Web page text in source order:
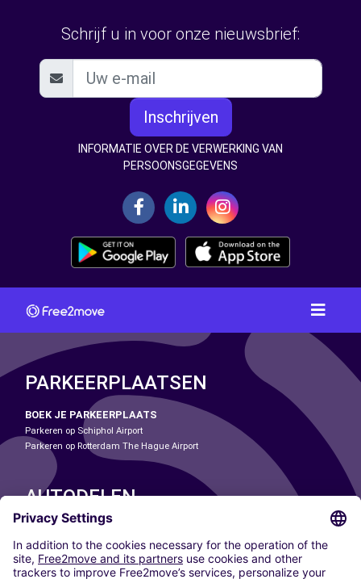
Schrijf u in voor onze nieuwsbrief:
Inschrijven
INFORMATIE OVER DE VERWERKING VAN
PERSOONSGEGEVENS
PARKEERPLAATSEN
BOEK JE PARKEERPLAATS
Parkeren op Schiphol Airport
Parkeren op Rotterdam The Hague Airport
AUTODELEN
ONZE STEDEN
Paris
Madrid
Washington DC